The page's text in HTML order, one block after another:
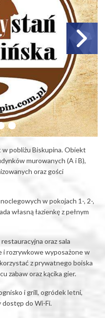
w pobliżu Biskupina. Obiekt
murowanych (A i B),
oraz gości
w pokojach 1-, 2-,
własną łazienkę z pełnym
oraz sala
i rozrywkowe wyposażone w
z prywatnego boiska
zabaw oraz kącika gier.
i grill, ogródek letni,
dostęp do Wi-Fi.